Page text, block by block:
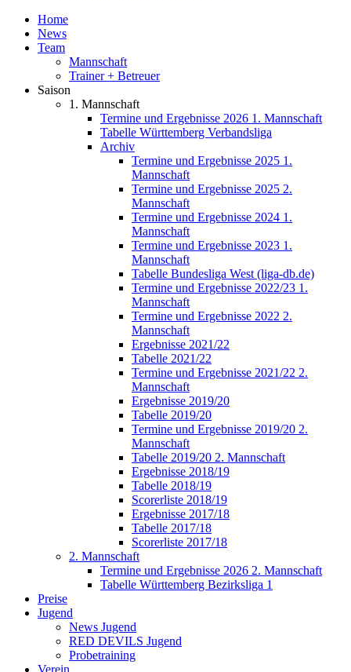
Home
News
Team
Mannschaft
Trainer + Betreuer
Saison
1. Mannschaft
Termine und Ergebnisse 2026 1. Mannschaft
Tabelle Württemberg Verbandsliga
Archiv
Termine und Ergebnisse 2025 1.
Mannschaft
Termine und Ergebnisse 2025 2.
Mannschaft
Termine und Ergebnisse 2024 1.
Mannschaft
Termine und Ergebnisse 2023 1.
Mannschaft
Tabelle Bundesliga West (liga-db.de)
Termine und Ergebnisse 2022/23 1.
Mannschaft
Termine und Ergebnisse 2022 2.
Mannschaft
Ergebnisse 2021/22
Tabelle 2021/22
Termine und Ergebnisse 2021/22 2.
Mannschaft
Ergebnisse 2019/20
Tabelle 2019/20
Termine und Ergebnisse 2019/20 2.
Mannschaft
Tabelle 2019/20 2. Mannschaft
Ergebnisse 2018/19
Tabelle 2018/19
Scorerliste 2018/19
Ergebnisse 2017/18
Tabelle 2017/18
Scorerliste 2017/18
2. Mannschaft
Termine und Ergebnisse 2026 2. Mannschaft
Tabelle Württemberg Bezirksliga 1
Preise
Jugend
News Jugend
RED DEVILS Jugend
Probetraining
Verein